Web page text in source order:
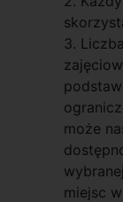
3.
może
miejsc